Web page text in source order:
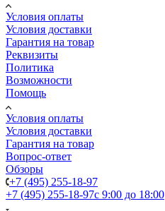
Условия оплаты
Условия доставки
Гарантия на товар
Реквизиты
Политика
Возможности
Помощь
Условия оплаты
Условия доставки
Гарантия на товар
Вопрос-ответ
Обзоры
+7 (495) 255-18-97
+7 (495) 255-18-97с 9:00 до 18:00